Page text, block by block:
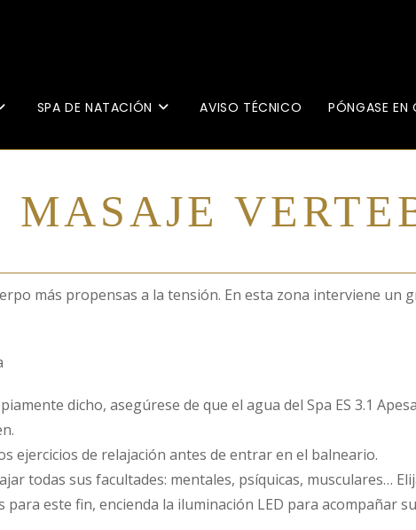
SPA DE NATACIÓN AVISO TÉCNICO PÓNGASE
MASAJE
más propensas a la tensión. En esta zona interviene
dicho, asegúrese de que el agua del Spa ES 3.1
ejercicios de relajación antes de entrar en el balneario.
todas sus facultades: mentales, psíquicas, musculares…
este fin, encienda la iluminación LED para acompañar